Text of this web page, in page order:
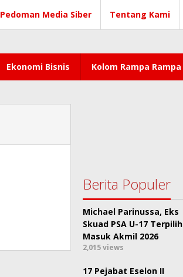
Pedoman Media Siber Tentang Kami
Ekonomi Bisnis Kolom Rampa Rampa
Berita Populer
Michael Parinussa, Eks
Skuad PSA U-17 Terpilih
Masuk Akmil 2026
2,015 views
17 Pejabat Eselon II